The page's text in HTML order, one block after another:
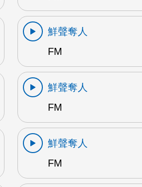
鮮聲奪人
FM
鮮聲奪人
FM
鮮聲奪人
FM